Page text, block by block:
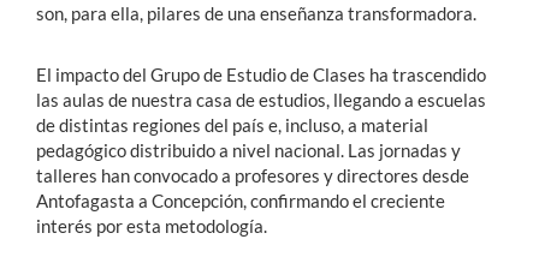
son, para ella, pilares de una enseñanza transformadora.
El impacto del Grupo de Estudio de Clases ha trascendido
las aulas de nuestra casa de estudios, llegando a escuelas
de distintas regiones del país e, incluso, a material
pedagógico distribuido a nivel nacional. Las jornadas y
talleres han convocado a profesores y directores desde
Antofagasta a Concepción, confirmando el creciente
interés por esta metodología.